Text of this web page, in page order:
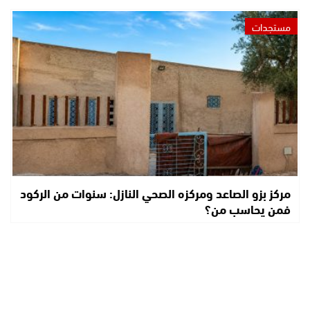
مستجدات
مركز بزو الصاعد ومركزه الصحي النازل: سنوات من الركود
فمن يحاسب من؟